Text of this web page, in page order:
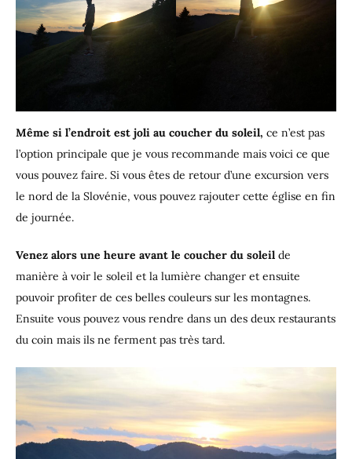
Même si l’endroit est joli au coucher du soleil, ce n’est pas
l’option principale que je vous recommande mais voici ce que
vous pouvez faire. Si vous êtes de retour d’une excursion vers
le nord de la Slovénie, vous pouvez rajouter cette église en fin
de journée.
Venez alors une heure avant le coucher du soleil de
manière à voir le soleil et la lumière changer et ensuite
pouvoir profiter de ces belles couleurs sur les montagnes.
Ensuite vous pouvez vous rendre dans un des deux restaurants
du coin mais ils ne ferment pas très tard.